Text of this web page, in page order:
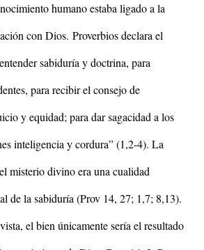
humano estaba ligado a la
con Dios. Proverbios declara el
sabiduría y doctrina, para
para recibir el consejo de
y equidad; para dar sagacidad a los
inteligencia y cordura” (1,2-4). La
misterio divino era una cualidad
de la sabiduría (Prov 14, 27; 1,7; 8,13).
el bien únicamente sería el resultado